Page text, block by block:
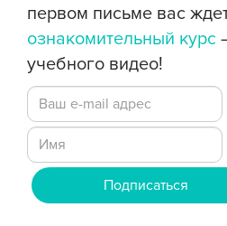
первом письме вас
ознакомительный курс
учебного видео!